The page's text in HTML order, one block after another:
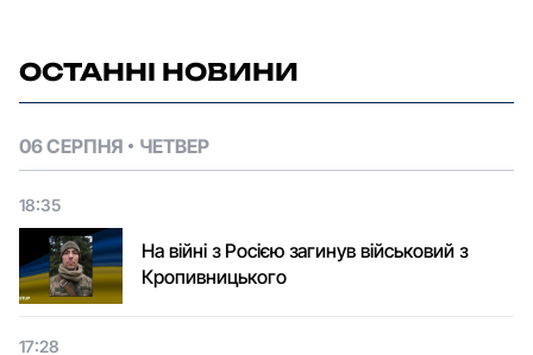
ОСТАННІ НОВИНИ
06 СЕРПНЯ ЧЕТВЕР
18:35
На війні з Росією загинув військовий з
Кропивницького
17:28